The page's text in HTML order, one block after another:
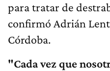
para tratar de
confirmó Adrián
Córdoba.
"Cada vez que